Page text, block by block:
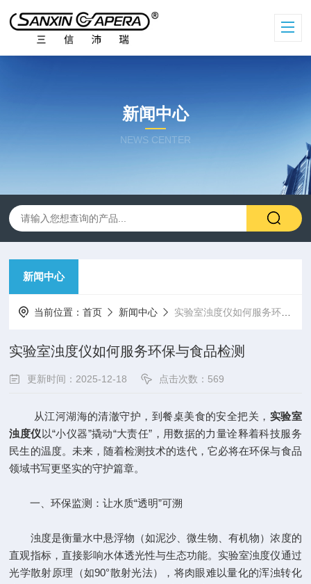
新闻中心
NEWS CENTER
新闻中心
当前位置：首页 新闻中心 实验室浊度仪如何服务环保与食品检测
实验室浊度仪如何服务环保与食品检测
更新时间：2025-12-18 点击次数：569
从江河湖海的清澈守护，到餐桌美食的安全把关， 实验室
浊度仪 以“小仪器”撬动“大责任”，用数据的力量诠释着科技服务
民生的温度。未来，随着检测技术的迭代，它必将在环保与食品
领域书写更坚实的守护篇章。
一、环保监测：让水质“透明”可溯
浊度是衡量水中悬浮物（如泥沙、微生物、有机物）浓度的
直观指标，直接影响水体透光性与生态功能。实验室浊度仪通过
光学散射原理（如90°散射光法），将肉眼难以量化的浑浊转化